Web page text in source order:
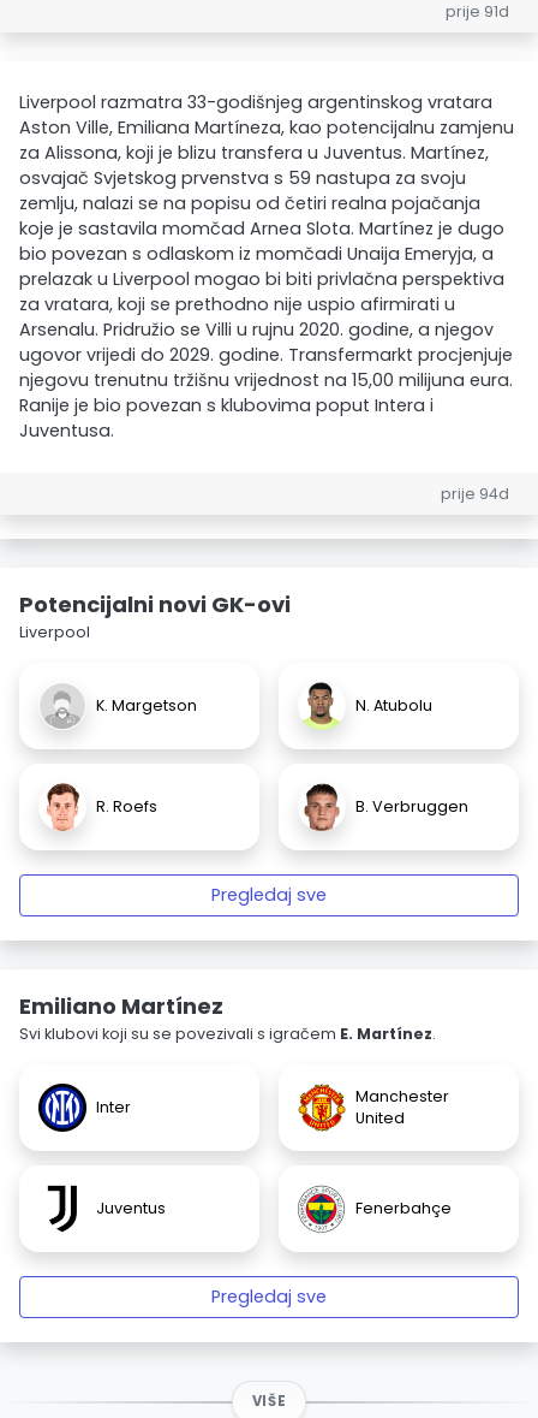
prije 91d
Liverpool razmatra 33-godišnjeg argentinskog vratara
Aston Ville, Emiliana Martíneza, kao potencijalnu zamjenu
za Alissona, koji je blizu transfera u Juventus. Martínez,
osvajač Svjetskog prvenstva s 59 nastupa za svoju
zemlju, nalazi se na popisu od četiri realna pojačanja
koje je sastavila momčad Arnea Slota. Martínez je dugo
bio povezan s odlaskom iz momčadi Unaija Emeryja, a
prelazak u Liverpool mogao bi biti privlačna perspektiva
za vratara, koji se prethodno nije uspio afirmirati u
Arsenalu. Pridružio se Villi u rujnu 2020. godine, a njegov
ugovor vrijedi do 2029. godine. Transfermarkt procjenjuje
njegovu trenutnu tržišnu vrijednost na 15,00 milijuna eura.
Ranije je bio povezan s klubovima poput Intera i
Juventusa.
prije 94d
Potencijalni novi GK-ovi
Liverpool
K. Margetson N. Atubolu
R. Roefs B. Verbruggen
Pregledaj sve
Emiliano Martínez
Svi klubovi koji su se povezivali s igračem E. Martínez.
Inter
Manchester
United
Juventus Fenerbahçe
Pregledaj sve
VIŠE